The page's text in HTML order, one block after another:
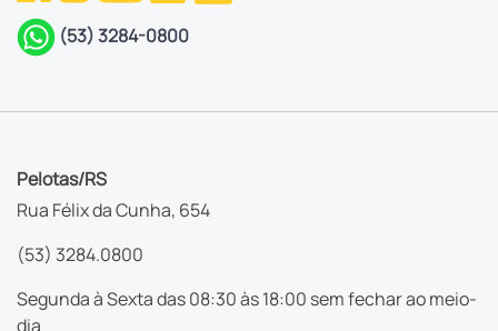
(53) 3284-0800
Pelotas/RS
Rua Félix da Cunha, 654
(53) 3284.0800
Segunda à Sexta das 08:30 às 18:00 sem fechar ao meio-
dia